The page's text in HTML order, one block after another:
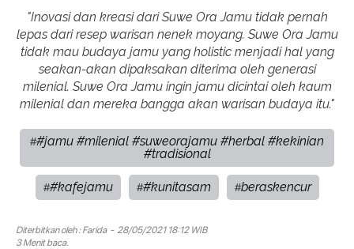
"Inovasi dan kreasi dari Suwe Ora Jamu tidak pernah
lepas dari resep warisan nenek moyang. Suwe Ora Jamu
tidak mau budaya jamu yang holistic menjadi hal yang
seakan-akan dipaksakan diterima oleh generasi
milenial. Suwe Ora Jamu ingin jamu dicintai oleh kaum
milenial dan mereka bangga akan warisan budaya itu."
##jamu #milenial #suweorajamu #herbal #kekinian
#tradisional
##kafejamu ##kunitasam #beraskencur
Diterbitkan oleh : Farida- 28/05/2021 18:12 WIB
3 Menit baca.